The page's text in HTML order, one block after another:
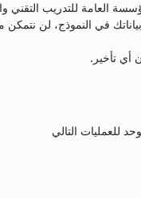
العامة للتدريب التقني
في النموذج، لن
أي تأخير.
للعمليات التالي